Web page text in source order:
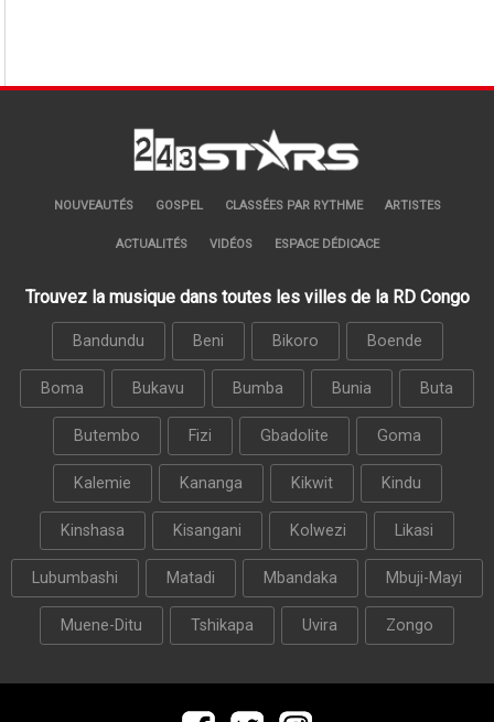
NOUVEAUTÉS GOSPEL CLASSÉES PAR RYTHME ARTISTES
ACTUALITÉS VIDÉOS ESPACE DÉDICACE
Trouvez la musique dans toutes les villes de la RD Congo
Bandundu Beni Bikoro Boende
Boma Bukavu Bumba Bunia Buta
Butembo Fizi Gbadolite Goma
Kalemie Kananga Kikwit Kindu
Kinshasa Kisangani Kolwezi Likasi
Lubumbashi Matadi Mbandaka Mbuji-Mayi
Muene-Ditu Tshikapa Uvira Zongo